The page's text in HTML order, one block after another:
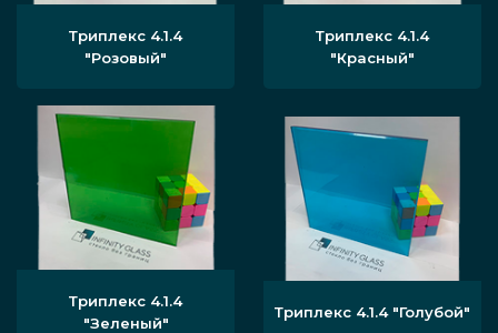
Триплекс 4.1.4
"Розовый"
Триплекс 4.1.4
"Красный"
Триплекс 4.1.4
"Зеленый"
Триплекс 4.1.4 "Голубой"